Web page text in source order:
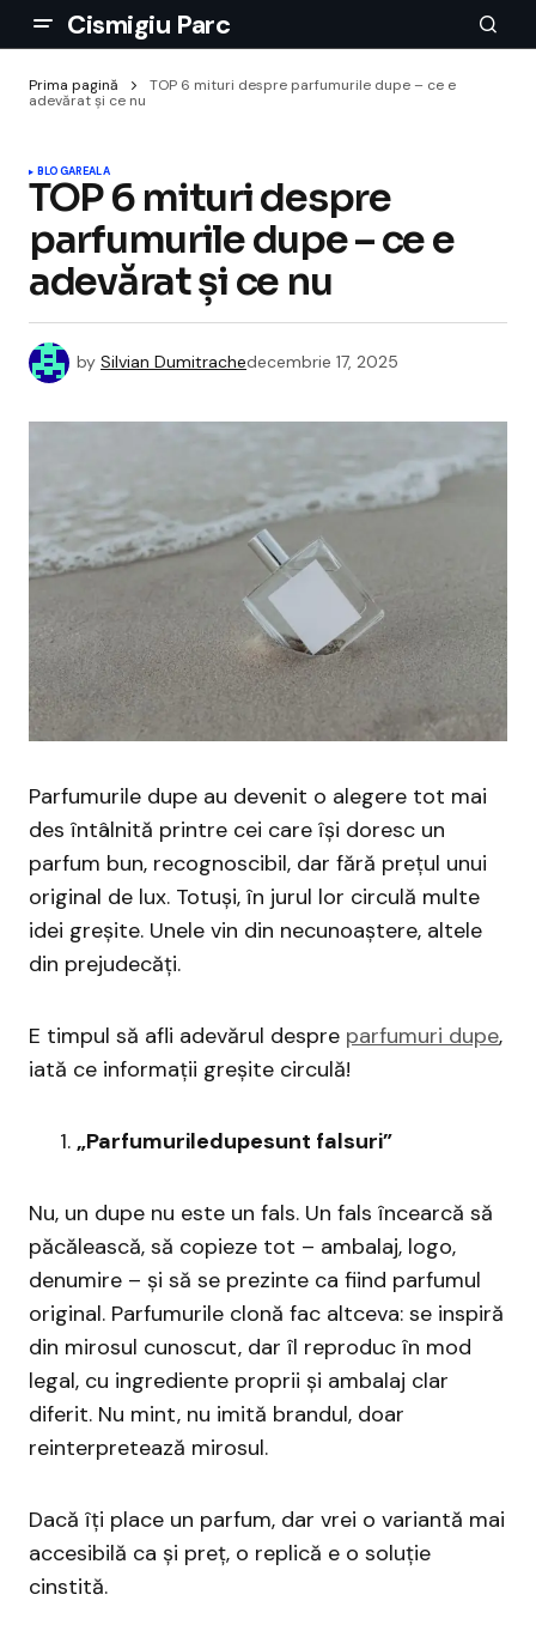
Cismigiu Parc
Prima pagină
TOP 6 mituri despre parfumurile dupe – ce e
adevărat și ce nu
BLOGAREALA
TOP 6 mituri despre
parfumurile dupe – ce e
adevărat și ce nu
by Silvian Dumitrachedecembrie 17, 2025
Parfumurile dupe au devenit o alegere tot mai
des întâlnită printre cei care își doresc un
parfum bun, recognoscibil, dar fără prețul unui
original de lux. Totuși, în jurul lor circulă multe
idei greșite. Unele vin din necunoaștere, altele
din prejudecăți.
E timpul să afli adevărul despre parfumuri dupe,
iată ce informații greșite circulă!
„Parfumuriledupesunt falsuri”
Nu, un dupe nu este un fals. Un fals încearcă să
păcălească, să copieze tot – ambalaj, logo,
denumire – și să se prezinte ca fiind parfumul
original. Parfumurile clonă fac altceva: se inspiră
din mirosul cunoscut, dar îl reproduc în mod
legal, cu ingrediente proprii și ambalaj clar
diferit. Nu mint, nu imită brandul, doar
reinterpretează mirosul.
Dacă îți place un parfum, dar vrei o variantă mai
accesibilă ca și preț, o replică e o soluție
cinstită.